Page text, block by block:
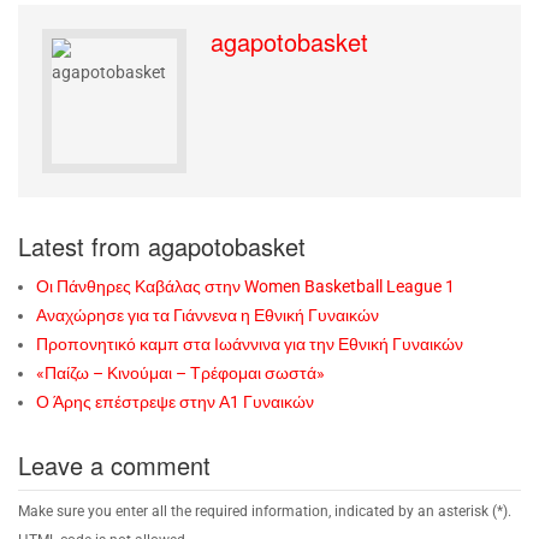
agapotobasket
Latest from agapotobasket
Οι Πάνθηρες Καβάλας στην Women Basketball League 1
Αναχώρησε για τα Γιάννενα η Εθνική Γυναικών
Προπονητικό καμπ στα Ιωάννινα για την Εθνική Γυναικών
«Παίζω – Κινούμαι – Τρέφομαι σωστά»
Ο Άρης επέστρεψε στην Α1 Γυναικών
Leave a comment
Make sure you enter all the required information, indicated by an asterisk (*).